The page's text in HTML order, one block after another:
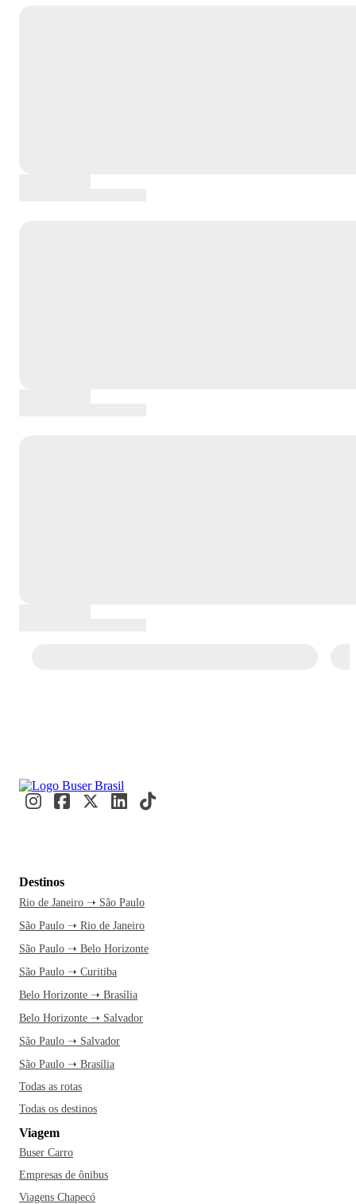
Destinos
Rio de Janeiro ➝ São Paulo
São Paulo ➝ Rio de Janeiro
São Paulo ➝ Belo Horizonte
São Paulo ➝ Curitiba
Belo Horizonte ➝ Brasília
Belo Horizonte ➝ Salvador
São Paulo ➝ Salvador
São Paulo ➝ Brasília
Todas as rotas
Todas os destinos
Viagem
Buser Carro
Empresas de ônibus
Viagens Chapecó